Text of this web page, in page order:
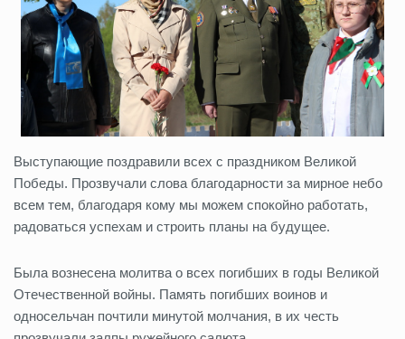
Выступающие поздравили всех с праздником Великой
Победы. Прозвучали слова благодарности за мирное небо
всем тем, благодаря кому мы можем спокойно работать,
радоваться успехам и строить планы на будущее.
Была вознесена молитва о всех погибших в годы Великой
Отечественной войны. Память погибших воинов и
односельчан почтили минутой молчания, в их честь